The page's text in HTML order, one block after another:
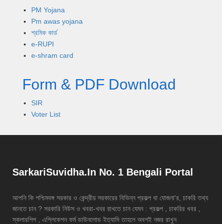
PM Yojana
Pm awas yojana
শ্রমিক কার্ড
e-RUPI
e-shram card
Form & PDF Download
SIR
Voter List
SarkariSuvidha.In No. 1 Bengali Portal
আপনি কি পশ্চিমবঙ্গ সরকার ও কেন্দ্রীয় সরকারের বিভিন্ন প্রকল্প বা যোজনা'র, চাকরি তথ্য
জানতে চান ? সরকারি নিউস ও খবরা-খবর রাখতে চান যেমন : প্রকল্প , চাকরির খবর ,
স্কলারশিপ , এপ্লিকেশন ফর্ম ডাউনলোড ইত্যাদি তাহলে অবশই নজর রাখুন